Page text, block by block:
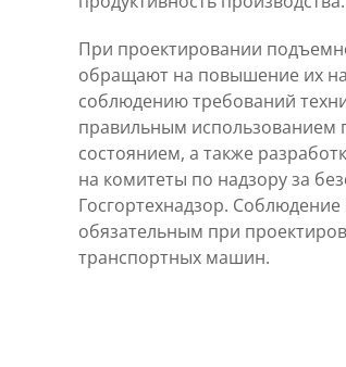
При проектировании
обращают на повышение их
соблюдению требований
правильным
состоянием, а также
на комитеты по надзору за
Госгортехнадзор. Соблюдение
обязательным при
транспортных машин.